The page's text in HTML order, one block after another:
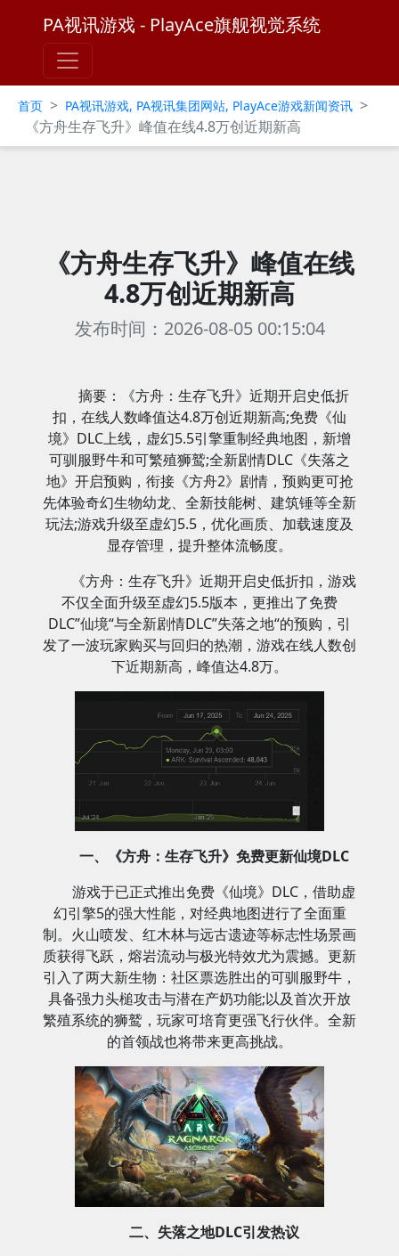
PA视讯游戏 - PlayAce旗舰视觉系统
首页 > PA视讯游戏, PA视讯集团网站, PlayAce游戏新闻资讯 >
《方舟生存飞升》峰值在线4.8万创近期新高
《方舟生存飞升》峰值在线
4.8万创近期新高
发布时间：2026-08-05 00:15:04
摘要：《方舟：生存飞升》近期开启史低折
扣，在线人数峰值达4.8万创近期新高;免费《仙
境》DLC上线，虚幻5.5引擎重制经典地图，新增
可驯服野牛和可繁殖狮鹫;全新剧情DLC《失落之
地》开启预购，衔接《方舟2》剧情，预购更可抢
先体验奇幻生物幼龙、全新技能树、建筑锤等全新
玩法;游戏升级至虚幻5.5，优化画质、加载速度及
显存管理，提升整体流畅度。
《方舟：生存飞升》近期开启史低折扣，游戏
不仅全面升级至虚幻5.5版本，更推出了免费
DLC”仙境“与全新剧情DLC”失落之地“的预购，引
发了一波玩家购买与回归的热潮，游戏在线人数创
下近期新高，峰值达4.8万。
一、《方舟：生存飞升》免费更新仙境DLC
游戏于已正式推出免费《仙境》DLC，借助虚
幻引擎5的强大性能，对经典地图进行了全面重
制。火山喷发、红木林与远古遗迹等标志性场景画
质获得飞跃，熔岩流动与极光特效尤为震撼。更新
引入了两大新生物：社区票选胜出的可驯服野牛，
具备强力头槌攻击与潜在产奶功能;以及首次开放
繁殖系统的狮鹫，玩家可培育更强飞行伙伴。全新
的首领战也将带来更高挑战。
二、失落之地DLC引发热议